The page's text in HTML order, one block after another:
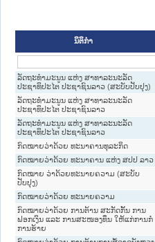
ນິຕິກໍາ
ລັດຖະທຳມະນູນ ແຫ່ງ ສາທາລະນະລັດ
ປະຊາທິປະໄຕ ປະຊາຊົນລາວ (ສະບັບປັບປຸງ)
ລັດຖະທຳມະນູນ ແຫ່ງ ສາທາລະນະລັດ
ປະຊາທິປະໄຕ ປະຊາຊົນລາວ
ລັດຖະທຳມະນູນ ແຫ່ງ ສາທາລະນະລັດ
ປະຊາທິປະໄຕ ປະຊາຊົນລາວ
ກົດໝາຍວ່າດ້ວຍ ທະນາຄານທຸລະກິດ
ກົດໝາຍວ່າດ້ວຍ ທະນາຄານ ແຫ່ງ ສປປ ລາວ
ກົດໝາຍ ວ່າດ້ວຍທະນາຍຄວາມ (ສະບັບ
ປັບປຸງ)
ກົດໝາຍວ່າດ້ວຍ ທະນາຍຄວາມ
ກົດໝາຍວ່າດ້ວຍ ການຕ້ານ ສະກັດກັ້ນ ການ
ຟອກເງິນ ແລະ ການສະໜອງທຶນ ໃຫ້ແກ່ການກໍ່
ການຮ້າຍ